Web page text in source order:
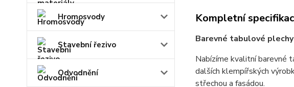
Hromosvody
Stavební řezivo
Odvodnění
Kompletní
Barevné tabulové
Nabízíme kvalitní barevné
dalších klempířských
střechou a fasádou.